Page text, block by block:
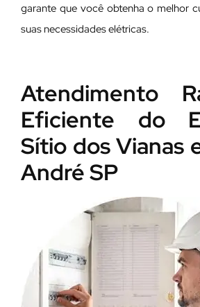
garante que você obtenha o melhor
suas necessidades elétricas.
Atendimento
Eficiente do
Sítio dos Vianas
André SP